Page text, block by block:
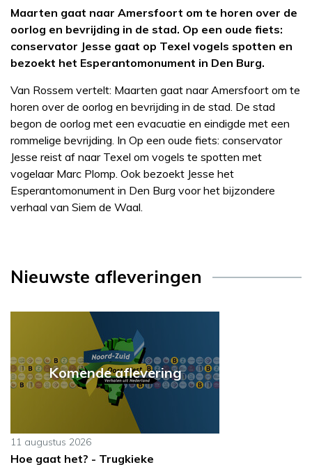
Maarten gaat naar Amersfoort om te horen over de
oorlog en bevrijding in de stad. Op een oude fiets:
conservator Jesse gaat op Texel vogels spotten en
bezoekt het Esperantomonument in Den Burg.
Van Rossem vertelt: Maarten gaat naar Amersfoort om te
horen over de oorlog en bevrijding in de stad. De stad
begon de oorlog met een evacuatie en eindigde met een
rommelige bevrijding. In Op een oude fiets: conservator
Jesse reist af naar Texel om vogels te spotten met
vogelaar Marc Plomp. Ook bezoekt Jesse het
Esperantomonument in Den Burg voor het bijzondere
verhaal van Siem de Waal.
Nieuwste afleveringen
Komende aflevering
11 augustus 2026
Hoe gaat het? - Trugkieke